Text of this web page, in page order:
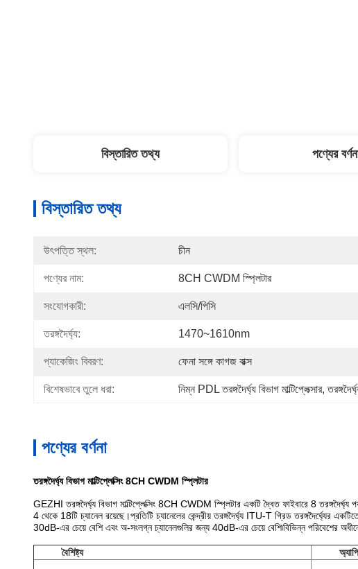
বিস্তারিত তথ্য পণ্যের
বিস্তারিত তথ্য
উৎপত্তি স্থল: চীন
পণ্যের নাম: 8CH CWDM স্প্লিটার
সংযোগকারী: এলসি/পিসি
তরঙ্গদৈর্ঘ্য: 1470~1610nm
প্যাকেজিং বিবরণ: ফেনা সঙ্গে কাগজ বাক্স
বিশেষভাবে তুলে ধরা: নিম্ন PDL তরঙ্গদৈর্ঘ্য বিভাগ মাল্টিপ্লেক্সার,
পণ্যের বর্ণনা
তরঙ্গদৈর্ঘ্য বিভাগ মাল্টিপ্লেক্সিং 8CH CWDM স্প্লিটার
GEZHI তরঙ্গদৈর্ঘ্য বিভাগ মাল্টিপ্লেক্সিং 8CH CWDM স্প্লিটার একটি দ্বৈত ফাইবারে 8
4 থেকে 18টি চ্যানেল রয়েছে।প্রতিটি চ্যানেলের কেন্দ্রীয় তরঙ্গদৈর্ঘ্য ITU-T গ্রিড তরঙ্গদৈর্ঘ্যের
30dB-এর চেয়ে বেশি এবং অ-সংলগ্ন চ্যানেলগুলির জন্য 40dB-এর চেয়ে বেশি৷বিভিন্ন পরিবেশের
বৈশিষ্ট্য